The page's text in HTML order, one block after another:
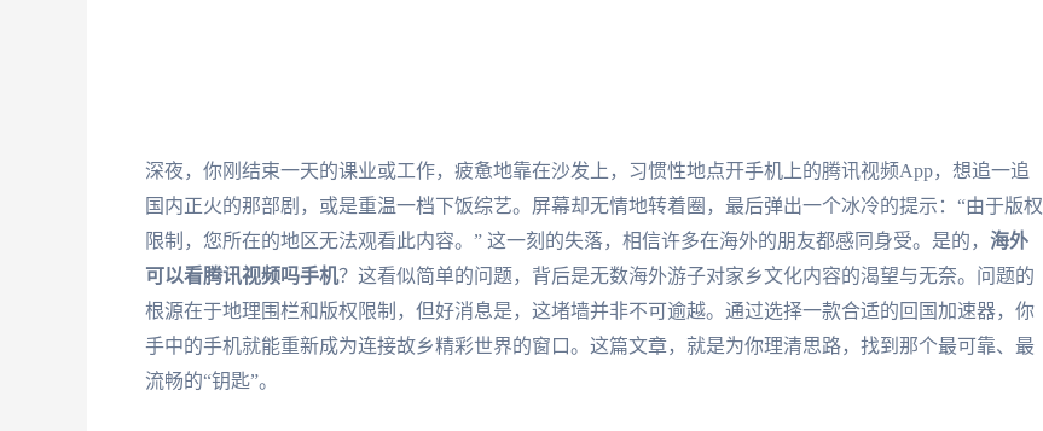
深夜，你刚结束一天的课业或工作，疲惫地靠在沙发上，习惯性地点开手机上的腾讯视频App，想追一追
国内正火的那部剧，或是重温一档下饭综艺。屏幕却无情地转着圈，最后弹出一个冰冷的提示：“由于版权
限制，您所在的地区无法观看此内容。” 这一刻的失落，相信许多在海外的朋友都感同身受。是的， 海外
可以看腾讯视频吗手机？这看似简单的问题，背后是无数海外游子对家乡文化内容的渴望与无奈。问题的
根源在于地理围栏和版权限制，但好消息是，这堵墙并非不可逾越。通过选择一款合适的回国加速器，你
手中的手机就能重新成为连接故乡精彩世界的窗口。这篇文章，就是为你理清思路，找到那个最可靠、最
流畅的“钥匙”。